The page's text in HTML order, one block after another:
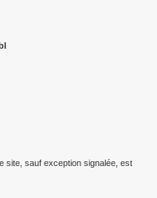
site, sauf exception signalée, est